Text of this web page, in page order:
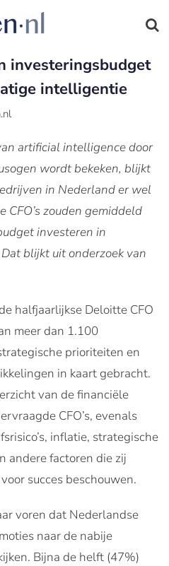
investeringsbudget
intelligentie
artificial intelligence door
wordt bekeken, blijkt
in Nederland er wel
CFO’s zouden gemiddeld
investeren in
blijkt uit onderzoek van
halfjaarlijkse Deloitte CFO
meer dan 1.100
prioriteiten en
in kaart gebracht.
van de financiële
CFO’s, evenals
inflatie, strategische
andere factoren die zij
succes beschouwen.
voren dat Nederlandse
naar de nabije
Bijna de helft (47%)